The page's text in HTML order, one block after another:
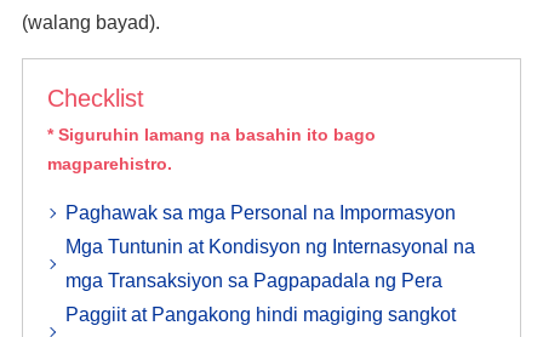
(walang bayad).
Checklist
* Siguruhin lamang na basahin ito bago
magparehistro.
Paghawak sa mga Personal na Impormasyon
Mga Tuntunin at Kondisyon ng Internasyonal na
mga Transaksiyon sa Pagpapadala ng Pera
Paggiit at Pangakong hindi magiging sangkot